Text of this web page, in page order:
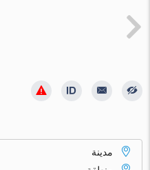
مدينة